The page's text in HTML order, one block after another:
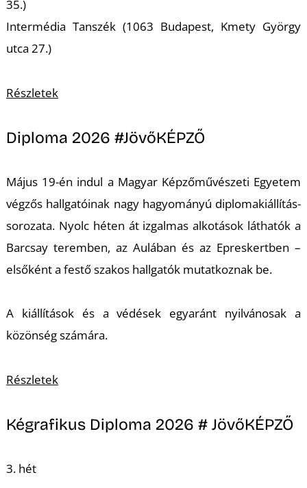
35.)
Intermédia Tanszék (1063 Budapest, Kmety György
utca 27.)
Részletek
Diploma 2026 #JövőKÉPZŐ
Május 19-én indul a Magyar Képzőművészeti Egyetem
végzős hallgatóinak nagy hagyományú diplomakiállítás-
sorozata. Nyolc héten át izgalmas alkotások láthatók a
Barcsay teremben, az Aulában és az Epreskertben –
elsőként a festő szakos hallgatók mutatkoznak be.
A kiállítások és a védések egyaránt nyilvánosak a
közönség számára.
Részletek
Kégrafikus Diploma 2026 # JövőKÉPZŐ
3. hét